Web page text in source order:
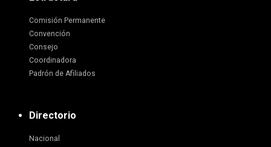
Comisión Permanente
Convención
Consejo
Coordinadora
Padrón de Afiliados
Directorio
Nacional